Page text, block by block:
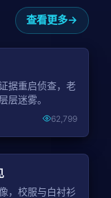
查看更多
据重启侦查，老
层迷雾。
62,799
，校服与白衬衫